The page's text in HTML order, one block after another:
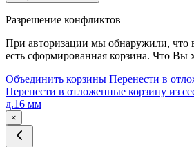
Разрешение конфликтов
При авторизации мы обнаружили, что
есть сформированная корзина. Что Вы
Объединить корзины Перенести в
Перенести в отложенные корзину из
д.16 мм
×